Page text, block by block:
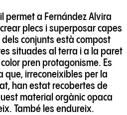
permet a Fernández Alvira
plecs i superposar capes
dels conjunts està compost
situades al terra i a la paret
pren protagonisme. Es
que, irreconeixibles per la
han estat recobertes de
material orgànic opaca
També les endureix.